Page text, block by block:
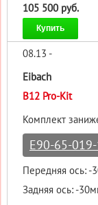
105 500 руб.
Купить
08.13 -
Eibach
B12 Pro-Kit
Комплект
E90-65-
Передняя ось: -
Задняя ось: -